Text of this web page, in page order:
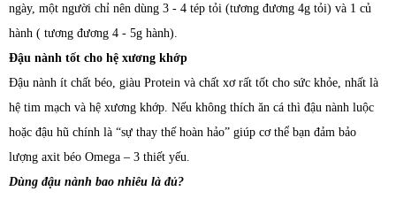
ngày, một người chỉ nên dùng 3 - 4 tép tỏi (tương đương 4g tỏi) và 1 củ
hành ( tương đương 4 - 5g hành).
Đậu nành tốt cho hệ xương khớp
Đậu nành ít chất béo, giàu Protein và chất xơ rất tốt cho sức khỏe, nhất là
hệ tim mạch và hệ xương khớp. Nếu không thích ăn cá thì đậu nành luộc
hoặc đậu hũ chính là “sự thay thế hoàn hảo” giúp cơ thể bạn đảm bảo
lượng axit béo Omega – 3 thiết yếu.
Dùng đậu nành bao nhiêu là đủ?